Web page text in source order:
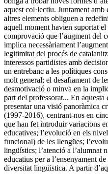
aquest col·lectiu. Juntament
altres elements obliguen a
aquell moment havien suportat
comprovació que l’augment del
implica necessàriament
legitimitat del procés de
interessos partidistes amb
un entrebanc a les polítiques
molt general; el desafiament de
desmotivació o minva en la
part del professorat... En
presentar una visió panoràmica
(1997-2016), centrant-nos en
que han fet introduir variacions
educatives; l’evolució en els
funcional) de les llengües;
lingüístics; l’atenció a l’alumnat
educatius per a l’ensenyament
diversitat lingüística. A partir